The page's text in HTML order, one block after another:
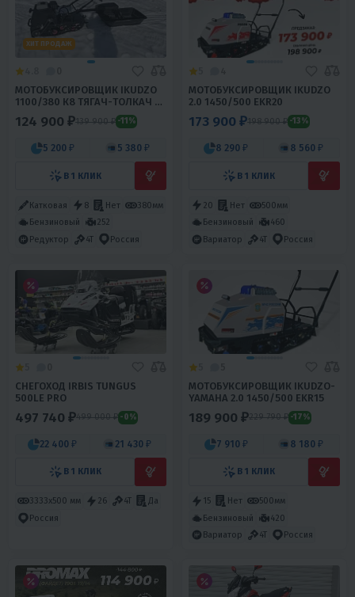
ХИТ ПРОДАЖ
МОТОБУКСИРОВЩИК IKUDZO
1100/380 К8 ТЯГАЧ-ТОЛКАЧ C
124 900 ₽139 900 ₽ -11%
5 200 ₽ 5 380 ₽
В 1 КЛИК
Катковая 8 Нет
380мм
Бензиновый
252
Редуктор
4T Россия
МОТОБУКСИРОВЩИК IKUDZO
2.0 1450/500 EKR20
173 900 ₽198 900 ₽ -13%
8 290 ₽ 8 560 ₽
В 1 КЛИК
20 Нет
500мм
Бензиновый
460
Вариатор
4T Россия
СНЕГОХОД IRBIS TUNGUS
500LE PRO
497 740 ₽499 000 ₽ -0%
22 400 ₽ 21 430 ₽
В 1 КЛИК
3333х500 мм 26 4T
Да
Россия
МОТОБУКСИРОВЩИК IKUDZO-
YAMAHA 2.0 1450/500 EKR15
189 900 ₽229 790 ₽ -17%
7 910 ₽ 8 180 ₽
В 1 КЛИК
15 Нет
500мм
Бензиновый
420
Вариатор
4T Россия